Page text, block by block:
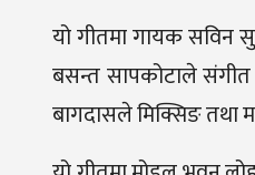
यो गीतमा गायक सविन
बसन्त सापकोटाले संगीत
बागदासले मिक्सिङ तथा